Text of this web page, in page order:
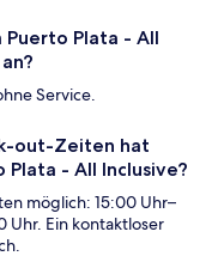
Plata - All
Service.
out-Zeiten hat
Plata - All Inclusive?
möglich: 15:00 Uhr–
Uhr. Ein kontaktloser